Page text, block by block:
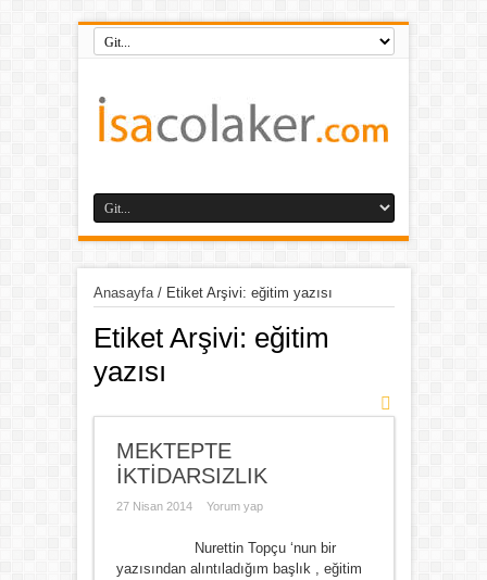
Anasayfa/ Etiket Arşivi: eğitim yazısı
Etiket Arşivi: eğitim
yazısı
MEKTEPTE
İKTİDARSIZLIK
27 Nisan 2014 Yorum yap
Nurettin Topçu ‘nun bir
yazısından alıntıladığım başlık , eğitim